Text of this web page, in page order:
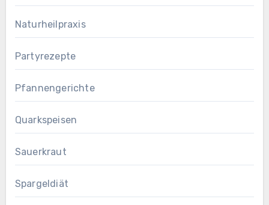
Naturheilpraxis
Partyrezepte
Pfannengerichte
Quarkspeisen
Sauerkraut
Spargeldiät